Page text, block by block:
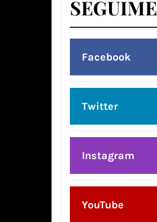
SEGUIME
Facebook
Twitter
Instagram
YouTube